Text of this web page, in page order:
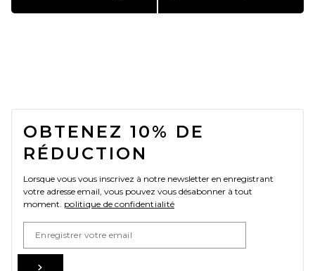
FOOTER
OBTENEZ 10% DE
RÉDUCTION
Lorsque vous vous inscrivez à notre newsletter en enregistrant
votre adresse email, vous pouvez vous désabonner à tout
moment. politique de confidentialité